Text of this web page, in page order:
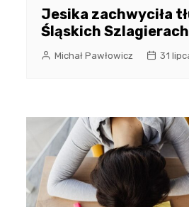
Jesika zachwyciła
Śląskich
Michał Pawłowicz 31